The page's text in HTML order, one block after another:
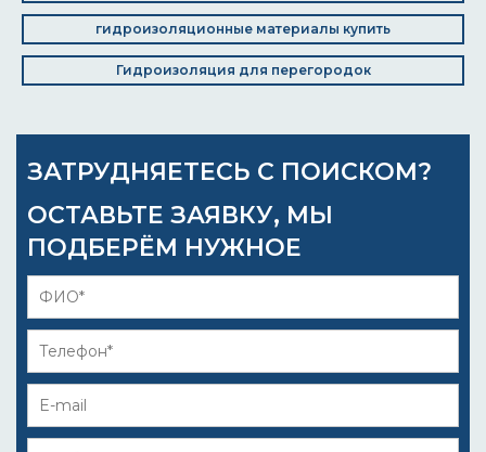
гидроизоляционные материалы купить
Гидроизоляция для перегородок
ЗАТРУДНЯЕТЕСЬ С ПОИСКОМ?
ОСТАВЬТЕ ЗАЯВКУ, МЫ
ПОДБЕРЁМ НУЖНОЕ